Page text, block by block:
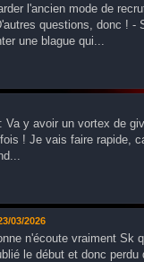
l'ancien mode de
questions, donc !
une blague qui...
Va y avoir un vortex de
! Je vais faire rapide,
03/2026
n'écoute vraiment Sk
le début et donc